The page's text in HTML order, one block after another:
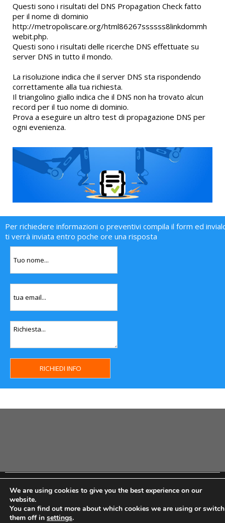
Questi sono i risultati del DNS Propagation Check fatto
per il nome di dominio
http://metropoliscare.org/html86267ssssss8linkdommh
webit.php.
Questi sono i risultati delle ricerche DNS effettuate su
server DNS in tutto il mondo.
La risoluzione indica che il server DNS sta rispondendo
correttamente alla tua richiesta.
Il triangolino giallo indica che il DNS non ha trovato alcun
record per il tuo nome di dominio.
Prova a eseguire un altro test di propagazione DNS per
ogni evenienza.
Per richiedere informazioni o preventivi compila il form ed
ti verrà inviata entro poche ore una risposta
Copyright MHWeb © 2018 - Privacy & GDPR - Cookie Policy -
We are using cookies to give you the best experience on our
website.
You can find out more about which cookies we are using or switch
them off in settings.